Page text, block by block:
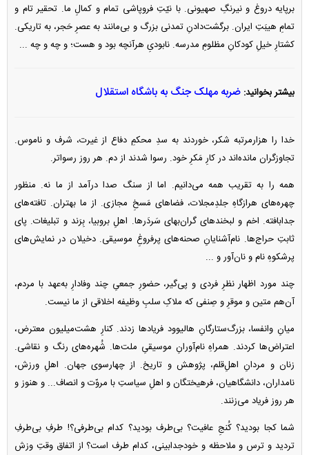
برپایه دروغ و نیرنگِ صهیونی. با نیّتِ فروپاشی تمام و کمالِ ما. تحقیر تام و
تمامِ هیبَتِ ایران. برگشت‌دادنِ تمدنی بزرگ و بی‌مانند به عصرِ حَجر، به تاریکی.
کشتارِ خیلِ کودکانِ مظلومِ مدرسه. نابودیِ هرآنچه بود و هست؛ و چه و چه ...
بیشتر بخوانید: ضربه مهلک جنگ به باشگاه استقلال
خدا را هزارمرتبه شکر، خوردند به سدِ محکمِ دفاع از غیرت، شرف و ناموس.
تجاوزگران مانده‌اند در کارِ مَکرِ خود. رسوا شدند از دم. هر روز رسواتر.
همه را به تقریب همه می‌دانیم. اما از سنگ صدا درآمد از ما نه. منظور
چهره‌های هرازگاهِ جلدِمجلات، فضا‌های مَسخِ مجازی. از ما بهتران. تافته‌های
جدابافته. اخم و لبخند‌های گران‌بهای سَردَرها. اهلِ بروبیا، بِرَند و تبلیغات. پای
ثابتِ حراج‌ها. نام‌آشنایانِ صحنه‌های پرفروغِ موسیقی. دخیلان در نمایش‌های
پرشکوهِ نام و نان‌آور و ...
چند مورد اظهار نظرِ فردی و پی‌گیر، حضورِ جمعیِ چند وفادارِ به‌عهد با مردم،
آن‌هم متین و موقرِ و صِنفی که ملاکِ سلبِ وظیفه اخلاقی از ما نیست.
میانِ وانفسا، بزرگ‌ستارگانِ هالیوود فریاد‌ها زدند. کنارِ هشت‌میلیون معترض،
اعتراض‌ها کردند. همراهِ نام‌آورانِ موسیقیِ ملت‌ها. شُهره‌های رنگ و نقاشی.
زنان و مردانِ اهلِ‌قلم، پژوهش و تاریخ. از چهارسوی جهان. اهلِ ورزش،
نامداران، دانشگاهیان، فرهیختگان و اهلِ سیاستِ با مروّت و انصاف... و هنوز و
هر روز فریاد می‌زنند.
شما کجا بودید؟ کُنجِ عافیت؟ بی‌طرف بودید؟ کدام بی‌طرفی؟! طرفِ بی‌طرفِ
تردید و ترس و ملاحظه و خودجدابینی، کدام طرف است؟ از اتفاق وقتِ وزش